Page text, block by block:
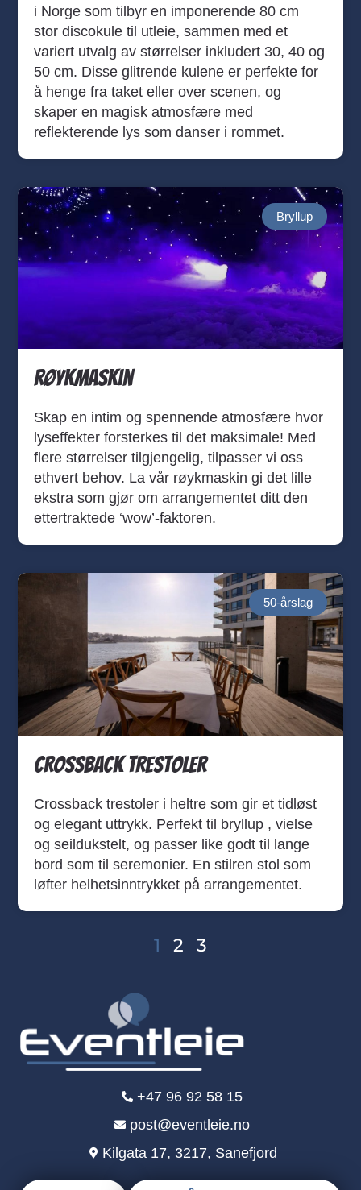
i Norge som tilbyr en imponerende 80 cm
stor discokule til utleie, sammen med et
variert utvalg av størrelser inkludert 30, 40 og
50 cm. Disse glitrende kulene er perfekte for
å henge fra taket eller over scenen, og
skaper en magisk atmosfære med
reflekterende lys som danser i rommet.
Bryllup
Røykmaskin
Skap en intim og spennende atmosfære hvor
lyseffekter forsterkes til det maksimale! Med
flere størrelser tilgjengelig, tilpasser vi oss
ethvert behov. La vår røykmaskin gi det lille
ekstra som gjør om arrangementet ditt den
ettertraktede ‘wow’-faktoren.
50-årslag
Crossback trestoler
Crossback trestoler i heltre som gir et tidløst
og elegant uttrykk. Perfekt til bryllup , vielse
og seildukstelt, og passer like godt til lange
bord som til seremonier. En stilren stol som
løfter helhetsinntrykket på arrangementet.
1 2 3
+47 96 92 58 15
post@eventleie.no
Kilgata 17, 3217, Sanefjord